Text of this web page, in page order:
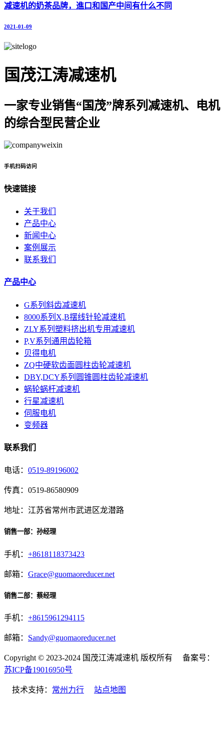
减速机的奶茶品牌，進口和国产中间有什么不同
2021-01-09
国茂江涛减速机
一家专业销售“国茂”牌系列减速机、电机
的综合型民营企业
手机扫码访问
快速链接
关于我们
产品中心
新闻中心
案例展示
联系我们
产品中心
G系列斜齿减速机
8000系列X,B摆线针轮减速机
ZLY系列塑料挤出机专用减速机
P,V系列通用齿轮箱
贝得电机
ZQ中硬软齿面圆柱齿轮减速机
DBY,DCY系列圆锥圆柱齿轮减速机
蜗轮蜗杆减速机
行星减速机
伺服电机
变频器
联系我们
电话： 0519-89196002
传真：0519-86580909
地址：江苏省常州市武进区龙潜路
销售一部：孙经理
手机： +8618118373423
邮箱： Grace@guomaoreducer.net
销售二部：蔡经理
手机： +8615961294115
邮箱： Sandy@guomaoreducer.net
Copyright © 2023-2024 国茂江涛减速机 版权所有 备案号：
苏ICP备19016950号
技术支持： 常州力行 站点地图